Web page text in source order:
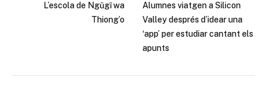
L’escola de Ngũgĩ wa
Thiong’o
Alumnes viatgen a Silicon
Valley després d’idear una
‘app’ per estudiar cantant els
apunts